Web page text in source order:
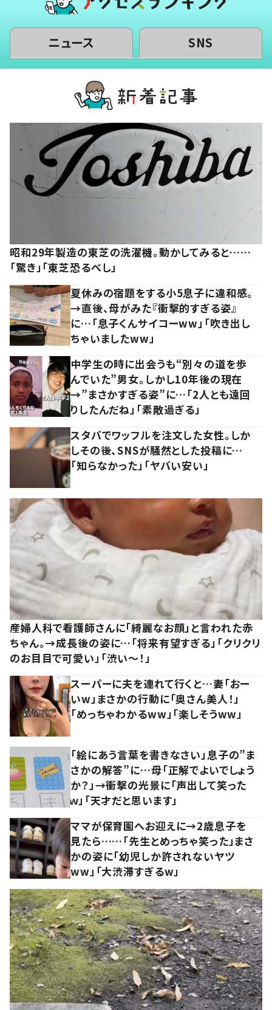
ニュース SNS
昭和29年製造の東芝の洗濯機。動かしてみると……
「驚き」「東芝恐るべし」
夏休みの宿題をする小5息子に違和感。
→直後、母がみた『衝撃的すぎる姿』
に…「息子くんサイコーww」「吹き出し
ちゃいましたww」
中学生の時に出会うも“別々の道を歩
んでいた”男女。しかし10年後の現在
→”まさかすぎる姿”に…「2人とも遠回
りしたんだね」「素敵過ぎる」
スタバでワッフルを注文した女性。しか
しその後、SNSが騒然とした投稿に…
「知らなかった」「ヤバい安い」
産婦人科で看護師さんに「綺麗なお顔」と言われた赤
ちゃん。→成長後の姿に…「将来有望すぎる」「クリクリ
のお目目で可愛い」「渋い～！」
スーパーに夫を連れて行くと…妻「おー
いw」まさかの行動に「奥さん美人！」
「めっちゃわかるww」「楽しそうww」
「絵にあう言葉を書きなさい」息子の”ま
さかの解答”に…母「正解でよいでしょう
か？」→衝撃の光景に「声出して笑った
ｗ」「天才だと思います」
ママが保育園へお迎えに→2歳息子を
見たら……「先生とめっちゃ笑った」まさ
かの姿に「幼児しか許されないヤツ
ww」「大渋滞すぎるw」